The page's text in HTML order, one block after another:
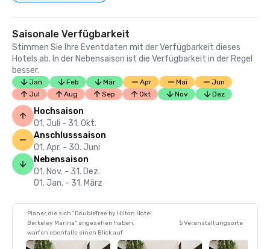
Saisonale Verfügbarkeit
Stimmen Sie Ihre Eventdaten mit der Verfügbarkeit dieses
Hotels ab. In der Nebensaison ist die Verfügbarkeit in der Regel
besser.
Jan Feb Mär Apr Mai
Jun
Jul
Aug Sep Okt Nov Dez
Hochsaison
01. Juli - 31. Okt.
Anschlusssaison
01. Apr. - 30. Juni
Nebensaison
01. Nov. - 31. Dez.
01. Jan. - 31. März
Planer, die sich "DoubleTree by Hilton Hotel
Berkeley Marina" angesehen haben,
warfen ebenfalls einen Blick auf
5 Veranstaltungsorte